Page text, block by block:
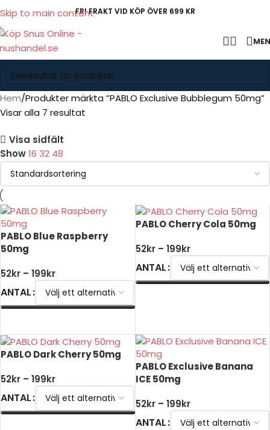
Skip to main contentFRI FRAKT VID KÖP ÖVER 699 KR
Hem Produkter märkta ”PABLO Exclusive Bubblegum 50mg”
Visar alla 7 resultat
Visa sidfält
Show16 32 48
PABLO Blue Raspberry
50mg
52kr – 199kr
ANTAL
PABLO Cherry Cola 50mg
52kr – 199kr
ANTAL
PABLO Dark Cherry 50mg
52kr – 199kr
ANTAL
PABLO Exclusive Banana
ICE 50mg
52kr – 199kr
ANTAL